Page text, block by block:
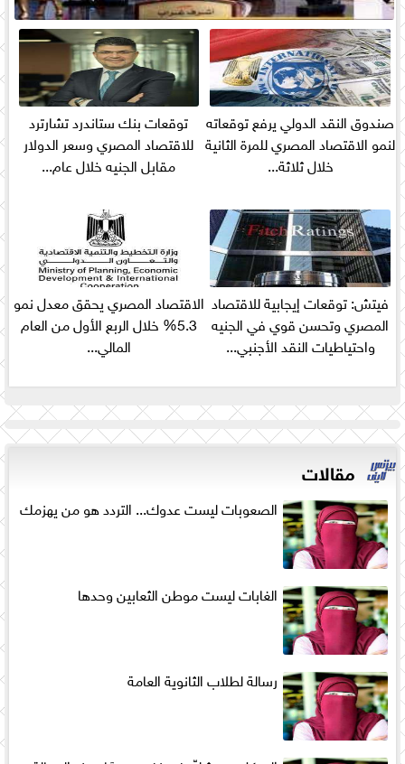
صندوق النقد الدولي يرفع توقعاته
لنمو الاقتصاد المصري للمرة الثانية
خلال ثلاثة...
توقعات بنك ستاندرد تشارترد
للاقتصاد المصري وسعر الدولار
مقابل الجنيه خلال عام...
فيتش: توقعات إيجابية للاقتصاد
المصري وتحسن قوي في الجنيه
واحتياطيات النقد الأجنبي...
الاقتصاد المصري يحقق معدل نمو
5.3% خلال الربع الأول من العام
المالي...
مقالات
الصعوبات ليست عدوك... التردد هو من يهزمك
الغابات ليست موطن الثعابين وحدها
رسالة لطلاب الثانوية العامة